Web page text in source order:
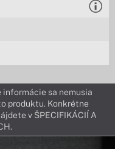
informácie sa nemusia
produktu. Konkrétne
v ŠPECIFIKÁCIÍ A